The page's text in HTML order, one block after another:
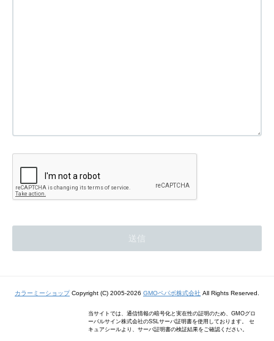
カラーミーショップCopyright (C) 2005-2026 GMOペパボ株式会社 All Rights Reserved.
当サイトでは、通信情報の暗号化と実在性の証明のため、GMOグロ
ーバルサイン株式会社のSSLサーバ証明書を使用しております。 セ
キュアシールより、サーバ証明書の検証結果をご確認ください。